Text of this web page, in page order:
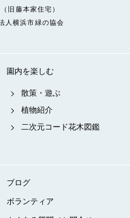
旧藤本家住宅）
人横浜市緑の協会
園内を楽しむ
散策・遊ぶ
植物紹介
二次元コード花木図鑑
ブログ
ボランティア